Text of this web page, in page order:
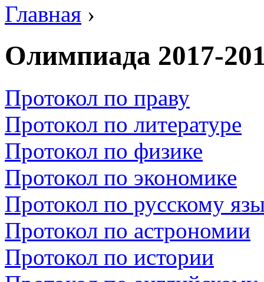
Главная ›
Олимпиада 2017-
Протокол по праву
Протокол по литературе
Протокол по физике
Протокол по экономике
Протокол по русскому
Протокол по астрономии
Протокол по истории